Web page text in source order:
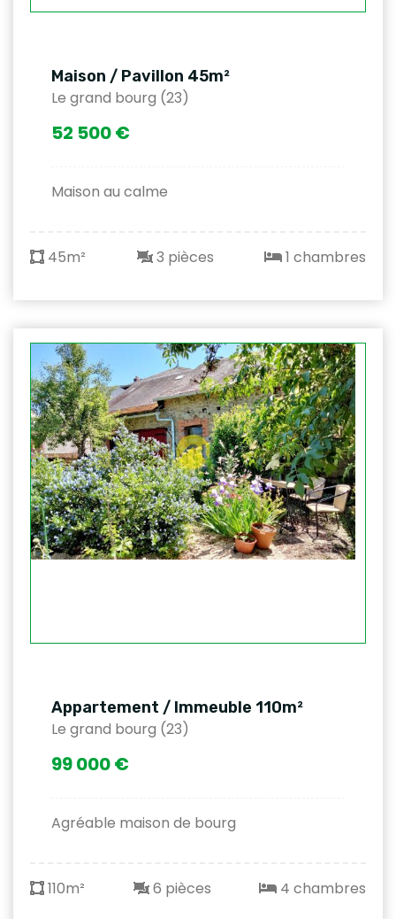
Maison / Pavillon 45m²
Le grand bourg (23)
52 500 €
Maison au calme
45m² 3 pièces 1 chambres
Appartement / Immeuble 110m²
Le grand bourg (23)
99 000 €
Agréable maison de bourg
110m² 6 pièces 4 chambres